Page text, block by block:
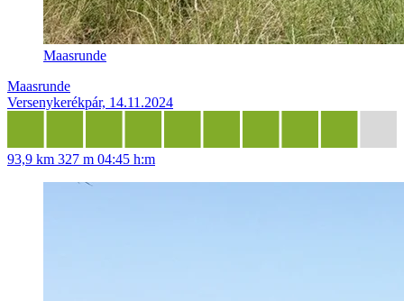
Maasrunde
Maasrunde
Versenykerékpár, 14.11.2024
93,9 km 327 m 04:45 h:m